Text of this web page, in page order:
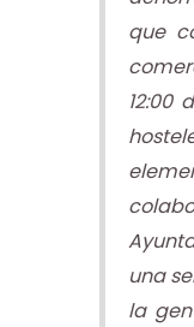
que
12:00
una
la